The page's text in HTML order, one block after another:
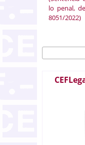
lo penal,
8051/2022)
Buscar